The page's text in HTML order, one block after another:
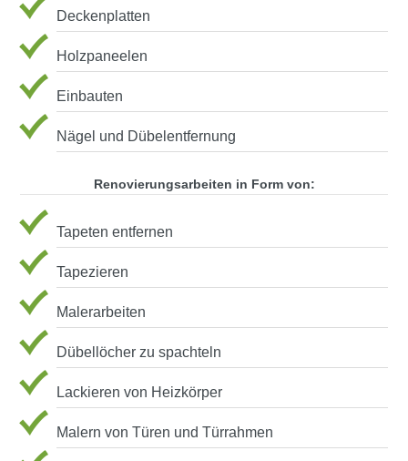
Deckenplatten
Holzpaneelen
Einbauten
Nägel und Dübelentfernung
Renovierungsarbeiten in Form von:
Tapeten entfernen
Tapezieren
Malerarbeiten
Dübellöcher zu spachteln
Lackieren von Heizkörper
Malern von Türen und Türrahmen